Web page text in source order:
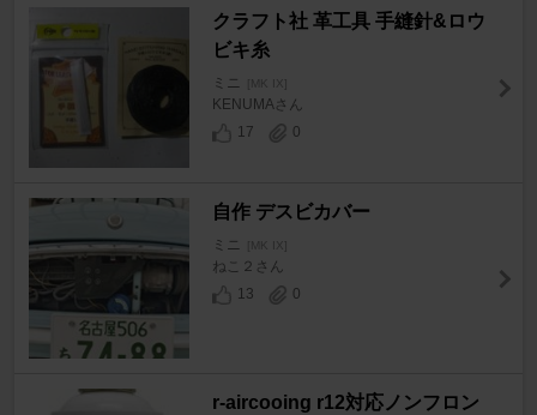
クラフト社 革工具 手縫針&ロウ
ビキ糸
ミニ [MK IX]
KENUMAさん
17
0
自作 デスビカバー
ミニ [MK IX]
ねこ２さん
13
0
r-aircooing r12対応ノンフロン